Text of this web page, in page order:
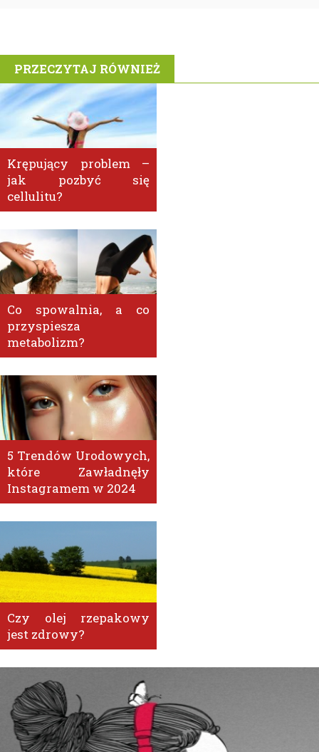
PRZECZYTAJ RÓWNIEŻ
Krępujący problem –
jak pozbyć się
cellulitu?
Co spowalnia, a co
przyspiesza
metabolizm?
5 Trendów Urodowych,
które Zawładnęły
Instagramem w 2024
Czy olej rzepakowy
jest zdrowy?